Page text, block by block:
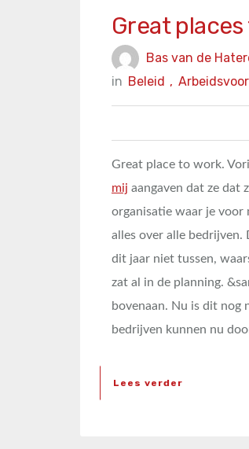
Great
Bas van de
in Beleid ,
Great place to work.
mij aangaven dat ze dat
organisatie waar je voor
alles over alle bedrijven.
dit jaar niet tussen,
zat al in de planning.
bovenaan. Nu is dit nog
bedrijven kunnen nu
Lees verder